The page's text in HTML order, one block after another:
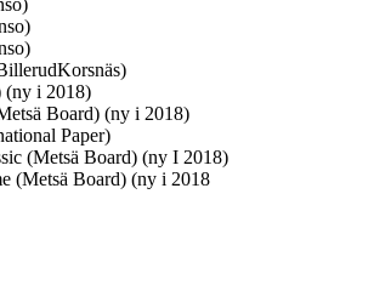
(ny i 2018)
Board) (ny i 2018)
Paper)
(Metsä Board) (ny I 2018)
(Metsä Board) (ny i 2018